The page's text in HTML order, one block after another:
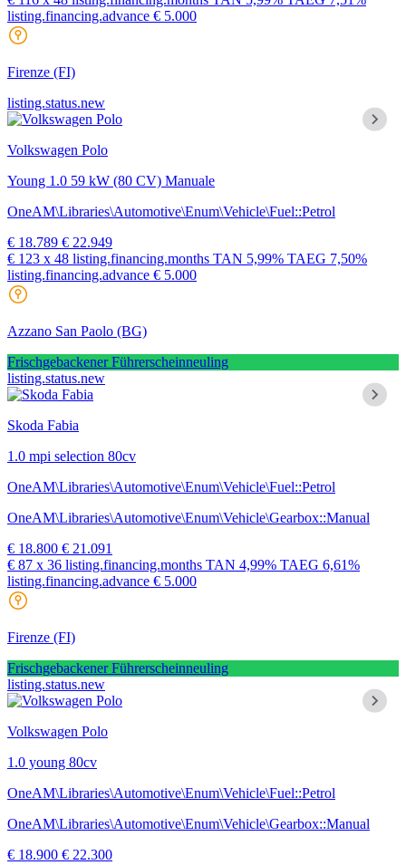
listing.financing.advance € 5.000
Firenze (FI)
listing.status.new
Volkswagen Polo
Young 1.0 59 kW (80 CV) Manuale
OneAM\Libraries\Automotive\Enum\Vehicle\Fuel::Petrol
€ 18.789 € 22.949
€ 123 x 48 listing.financing.months TAN 5,99% TAEG 7,50%
listing.financing.advance € 5.000
Azzano San Paolo (BG)
Frischgebackener Führerscheinneuling
listing.status.new
Skoda Fabia
1.0 mpi selection 80cv
OneAM\Libraries\Automotive\Enum\Vehicle\Fuel::Petrol
OneAM\Libraries\Automotive\Enum\Vehicle\Gearbox::Manual
€ 18.800 € 21.091
€ 87 x 36 listing.financing.months TAN 4,99% TAEG 6,61%
listing.financing.advance € 5.000
Firenze (FI)
Frischgebackener Führerscheinneuling
listing.status.new
Volkswagen Polo
1.0 young 80cv
OneAM\Libraries\Automotive\Enum\Vehicle\Fuel::Petrol
OneAM\Libraries\Automotive\Enum\Vehicle\Gearbox::Manual
€ 18.900 € 22.300